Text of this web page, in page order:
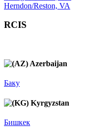
Herndon/Reston, VA
RCIS
Azerbaijan
Баку
Kyrgyzstan
Бишкек